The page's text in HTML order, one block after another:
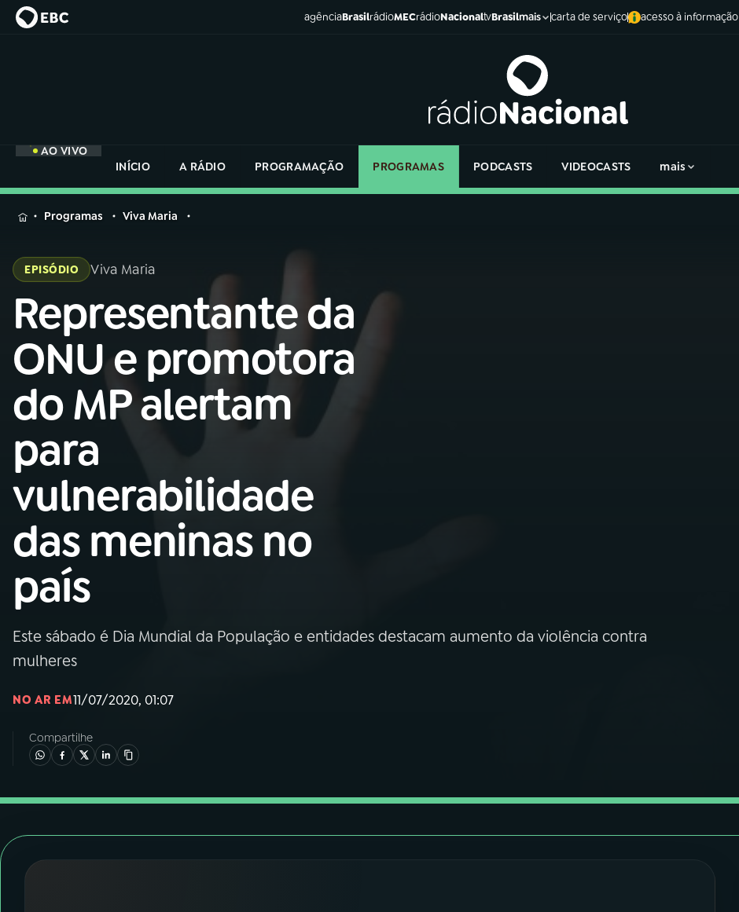
agênciaBrasilrádioMECrádioNacionaltvBrasilmais carta de serviço acesso à informação
AO VIVO
INÍCIO
A RÁDIO PROGRAMAÇÃO PROGRAMAS PODCASTS VIDEOCASTS mais
MENU
Buscar
na
Rádio
Nacional
01INÍCIO
02 A RÁDIO
PROGRAMAÇÃO
04 PROGRAMAS
05 PODCASTS
VIDEOCASTS
07ÚLTIMAS
08FESTIVAL DE MÚSICA
na
Rádio
Programas Viva Maria
EPISÓDIO Viva Maria
Representante da
ONU e promotora
do MP alertam
para
vulnerabilidade
das meninas no
país
Este sábado é Dia Mundial da População e entidades destacam aumento da violência contra
mulheres
NO AR EM11/07/2020, 01:07
Compartilhe